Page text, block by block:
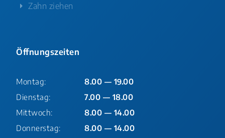
Zahn ziehen
Öffnungszeiten
Montag:
8.00 — 19.00
Dienstag:
7.00 — 18.00
Mittwoch:
8.00 — 14.00
Donnerstag:
8.00 — 14.00